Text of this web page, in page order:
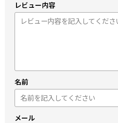
レビュー内容
名前
メール